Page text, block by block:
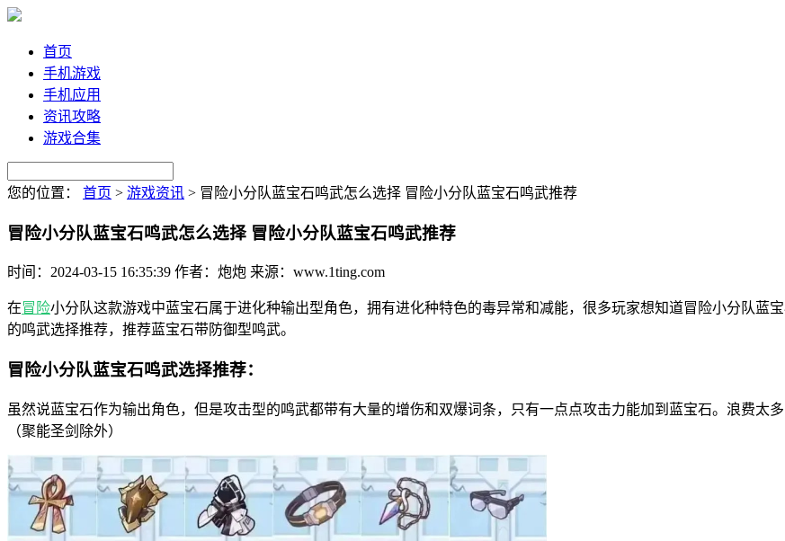
首页
手机游戏
手机应用
资讯攻略
游戏合集
您的位置： 首页 > 游戏资讯 > 冒险小分队蓝宝石鸣武怎么选择 冒险小分队蓝宝石鸣武推荐
冒险小分队蓝宝石鸣武怎么选择 冒险小分队蓝宝石鸣武推荐
时间：2024-03-15 16:35:39 作者：炮炮 来源：www.1ting.com
在冒险小分队这款游戏中蓝宝石属于进化种输出型角色，拥有进化种特色的毒异常和减能，很多玩家想知道冒险小分队蓝
的鸣武选择推荐，推荐蓝宝石带防御型鸣武。
冒险小分队蓝宝石鸣武选择推荐：
虽然说蓝宝石作为输出角色，但是攻击型的鸣武都带有大量的增伤和双爆词条，只有一点点攻击力能加到蓝宝石。浪费太
（聚能圣剑除外）